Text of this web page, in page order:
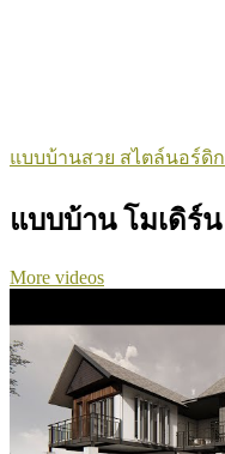
แบบบ้านสวย สไตล์นอร์ดิก
แบบบ้าน โมเดิร์น
More videos